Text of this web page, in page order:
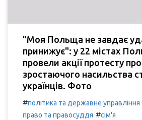
"Моя Польща не завдає
принижує": у 22 містах
провели акції протесту
зростаючого насильства
українців. Фото
#політика та державне управління
право та правосуддя #сім'я